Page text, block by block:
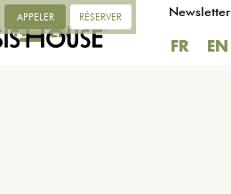
Newsletter
FR EN
FR EN
APPELER RÉSERVER